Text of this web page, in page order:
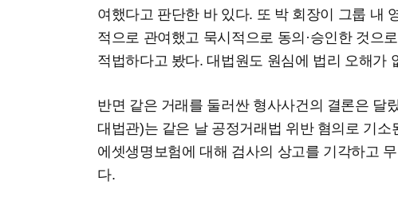
여했다고 판단한 바 있다. 또 박 회장이 그룹 내
적으로 관여했고 묵시적으로 동의·승인한 것으
적법하다고 봤다. 대법원도 원심에 법리 오해가
반면 같은 거래를 둘러싼 형사사건의 결론은 달
대법관)는 같은 날 공정거래법 위반 혐의로 기소
에셋생명보험에 대해 검사의 상고를 기각하고
다.